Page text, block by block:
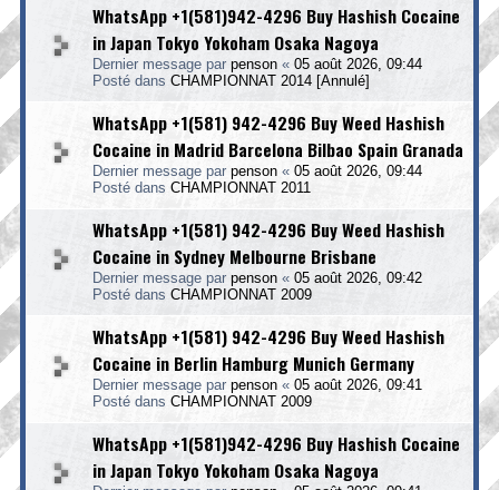
WhatsApp +1(581)942-4296 Buy Hashish Cocaine
in Japan Tokyo Yokoham Osaka Nagoya
Dernier message par penson « 05 août 2026, 09:44
Posté dans CHAMPIONNAT 2014 [Annulé]
WhatsApp +1(581) 942-4296 Buy Weed Hashish
Cocaine in Madrid Barcelona Bilbao Spain Granada
Dernier message par penson « 05 août 2026, 09:44
Posté dans CHAMPIONNAT 2011
WhatsApp +1(581) 942-4296 Buy Weed Hashish
Cocaine in Sydney Melbourne Brisbane
Dernier message par penson « 05 août 2026, 09:42
Posté dans CHAMPIONNAT 2009
WhatsApp +1(581) 942-4296 Buy Weed Hashish
Cocaine in Berlin Hamburg Munich Germany
Dernier message par penson « 05 août 2026, 09:41
Posté dans CHAMPIONNAT 2009
WhatsApp +1(581)942-4296 Buy Hashish Cocaine
in Japan Tokyo Yokoham Osaka Nagoya